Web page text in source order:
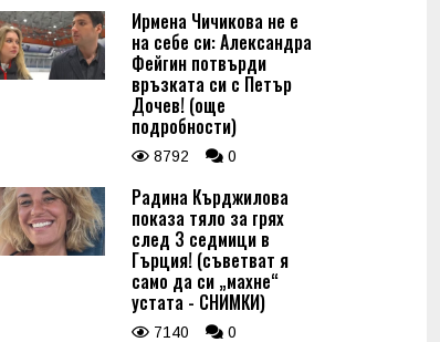
Ирмена Чичикова не е
на себе си: Александра
Фейгин потвърди
връзката си с Петър
Дочев! (още
подробности)
8792 0
Радина Кърджилова
показа тяло за грях
след 3 седмици в
Гърция! (съветват я
само да си „махне“
устата - СНИМКИ)
7140 0